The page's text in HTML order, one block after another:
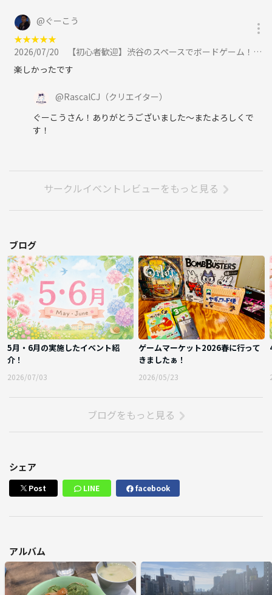
@ぐーこう
★★★★★
2026/07/20
【初心者歓迎】渋谷のスペースでボードゲーム！！に参加
楽しかったです
@RascalCJ （クリエイター）
ぐーこうさん！ありがとうございました〜またよろしくで
す！
サークルイベントレビューをもっと見る
ブログ
5月・6月の実施したイベント紹
介！
2026/07/03
ゲームマーケット2026春に行って
きましたぁ！
2026/05/23
ブログをもっと見る
シェア
Post LINE facebook
アルバム